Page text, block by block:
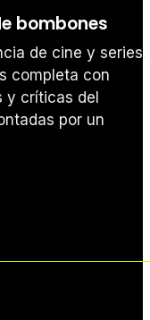
bombones
de cine y series.
completa con
y críticas del
por un